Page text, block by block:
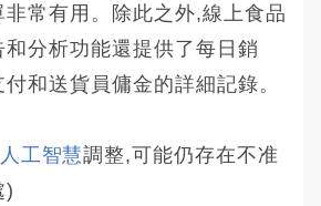
常有用。除此之外,線上食品
分析功能還提供了每日銷
和送貨員傭金的詳細記錄。
人工智慧調整,可能仍存在不准
)